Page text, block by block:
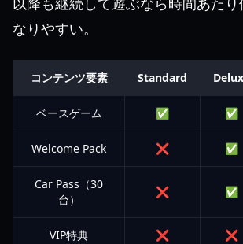
なりやすい。
コンテンツ要素 Standard
ベースゲーム ✅ ✅
Welcome Pack ❌ ✅
Car Pass（30
台）
❌ ✅
VIP特典 ❌ ❌